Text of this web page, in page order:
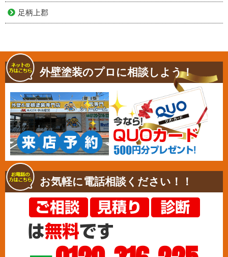
足柄上郡
外壁塗装のプロに相談しよう！
お気軽に電話相談ください！！